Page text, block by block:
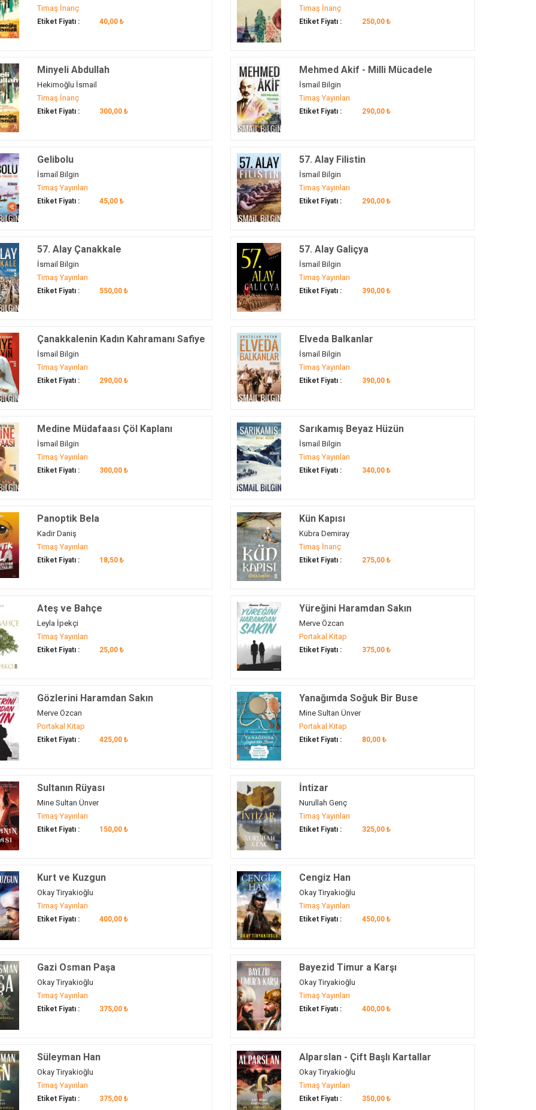
Timaş İnanç
Etiket Fiyatı : 40,00 ₺
Timaş İnanç
Etiket Fiyatı : 250,00 ₺
Minyeli Abdullah
Hekimoğlu İsmail
Timaş İnanç
Etiket Fiyatı : 300,00 ₺
Mehmed Akif - Milli Mücadele
Yolculuğu
İsmail Bilgin
Timaş Yayınları
Etiket Fiyatı : 290,00 ₺
Gelibolu
İsmail Bilgin
Timaş Yayınları
Etiket Fiyatı : 45,00 ₺
57. Alay Filistin
İsmail Bilgin
Timaş Yayınları
Etiket Fiyatı : 290,00 ₺
57. Alay Çanakkale
İsmail Bilgin
Timaş Yayınları
Etiket Fiyatı : 550,00 ₺
57. Alay Galiçya
İsmail Bilgin
Timaş Yayınları
Etiket Fiyatı : 390,00 ₺
Çanakkalenin Kadın Kahramanı Safiye
Hüseyin
İsmail Bilgin
Timaş Yayınları
Etiket Fiyatı : 290,00 ₺
Elveda Balkanlar
İsmail Bilgin
Timaş Yayınları
Etiket Fiyatı : 390,00 ₺
Medine Müdafaası Çöl Kaplanı
Fahreddin Paşa
İsmail Bilgin
Timaş Yayınları
Etiket Fiyatı : 300,00 ₺
Sarıkamış Beyaz Hüzün
İsmail Bilgin
Timaş Yayınları
Etiket Fiyatı : 340,00 ₺
Panoptik Bela
Kadir Daniş
Timaş Yayınları
Etiket Fiyatı : 18,50 ₺
Kün Kapısı
Kübra Demiray
Timaş İnanç
Etiket Fiyatı : 275,00 ₺
Ateş ve Bahçe
Leyla İpekçi
Timaş Yayınları
Etiket Fiyatı : 25,00 ₺
Yüreğini Haramdan Sakın
Merve Özcan
Portakal Kitap
Etiket Fiyatı : 375,00 ₺
Gözlerini Haramdan Sakın
Merve Özcan
Portakal Kitap
Etiket Fiyatı : 425,00 ₺
Yanağımda Soğuk Bir Buse
Mine Sultan Ünver
Portakal Kitap
Etiket Fiyatı : 80,00 ₺
Sultanın Rüyası
Mine Sultan Ünver
Timaş Yayınları
Etiket Fiyatı : 150,00 ₺
İntizar
Nurullah Genç
Timaş Yayınları
Etiket Fiyatı : 325,00 ₺
Kurt ve Kuzgun
Okay Tiryakioğlu
Timaş Yayınları
Etiket Fiyatı : 400,00 ₺
Cengiz Han
Okay Tiryakioğlu
Timaş Yayınları
Etiket Fiyatı : 450,00 ₺
Gazi Osman Paşa
Okay Tiryakioğlu
Timaş Yayınları
Etiket Fiyatı : 375,00 ₺
Bayezid Timur a Karşı
Okay Tiryakioğlu
Timaş Yayınları
Etiket Fiyatı : 400,00 ₺
Süleyman Han
Okay Tiryakioğlu
Timaş Yayınları
Etiket Fiyatı : 375,00 ₺
Alparslan - Çift Başlı Kartallar
Okay Tiryakioğlu
Timaş Yayınları
Etiket Fiyatı : 350,00 ₺